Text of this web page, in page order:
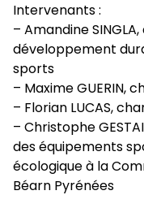
Intervenants :
– Amandine
développement
sports
– Maxime GUERIN,
– Florian LUCAS,
– Christophe
des équipements
écologique à la
Béarn Pyrénées